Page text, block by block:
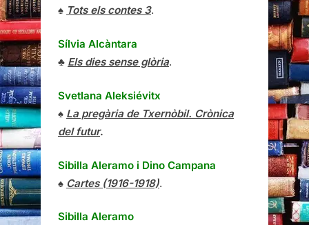
♠ Tots els contes 3.
Sílvia Alcàntara
♣ Els dies sense glòria.
Svetlana Aleksiévitx
♠ La pregària de Txernòbil. Crònica
del futur.
Sibilla Aleramo i Dino Campana
♠ Cartes (1916-1918).
Sibilla Aleramo